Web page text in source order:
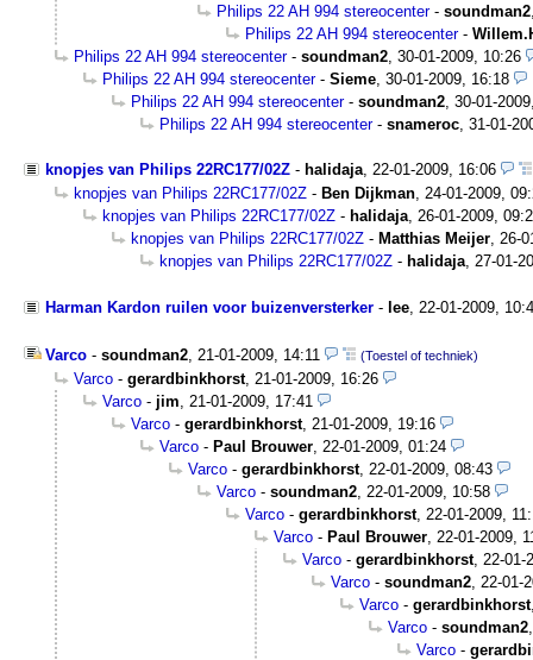
Philips 22 AH 994 stereocenter- soundman2
Philips 22 AH 994 stereocenter-
Philips 22 AH 994 stereocenter- soundman2 30-01-2009, 10:26
Philips 22 AH 994 stereocenter- Sieme 30-01-2009, 16:18
Philips 22 AH 994 stereocenter- soundman2 30-01-
Philips 22 AH 994 stereocenter- snameroc 31-01-
knopjes van Philips 22RC177/02Z - halidaja, 22-01-2009, 16:06
knopjes van Philips 22RC177/02Z - Ben Dijkman, 24-01-2009,
knopjes van Philips 22RC177/02Z - halidaja, 26-01-2009,
knopjes van Philips 22RC177/02Z - Matthias Meijer, 26-
knopjes van Philips 22RC177/02Z - halidaja, 27-01-
Harman Kardon ruilen voor buizenversterker - lee 22-01-2009,
Varco - soundman2 21-01-2009, 14:11 (Toestel of techniek)
Varco - gerardbinkhorst, 21-01-2009, 16:26
Varco - jim
21-01-2009, 17:41
Varco - gerardbinkhorst, 21-01-2009, 19:16
Varco - Paul Brouwer 22-01-2009, 01:24
Varco - gerardbinkhorst, 22-01-2009, 08:43
Varco - soundman2 22-01-2009, 10:58
Varco - gerardbinkhorst, 22-01-2009,
Varco - Paul Brouwer 22-01-2009,
Varco - gerardbinkhorst, 22-01-
Varco - soundman2 22-01-
Varco - gerardbinkhorst
Varco - soundman2
Varco -